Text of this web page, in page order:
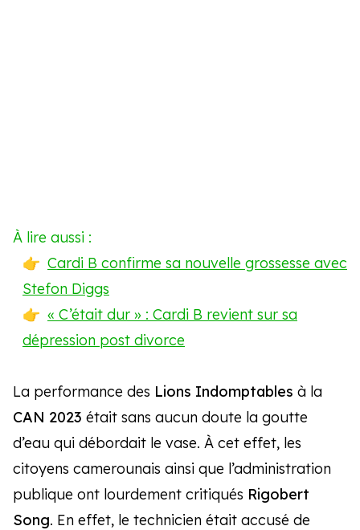
La performance des Lions Indomptables à la
CAN 2023 était sans aucun doute la goutte
d’eau qui débordait le vase. À cet effet, les
citoyens camerounais ainsi que l’administration
publique ont lourdement critiqués Rigobert
Song. En effet, le technicien était accusé de
À lire aussi :
Cardi B confirme sa nouvelle grossesse avec
Stefon Diggs
« C’était dur » : Cardi B revient sur sa
dépression post divorce